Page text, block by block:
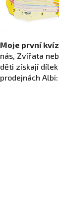
Moje první
nás, Zvířata
děti získají
prodejnách